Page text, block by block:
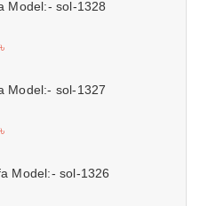
Model:- sol-1328
৳
Model:- sol-1327
৳
Model:- sol-1326